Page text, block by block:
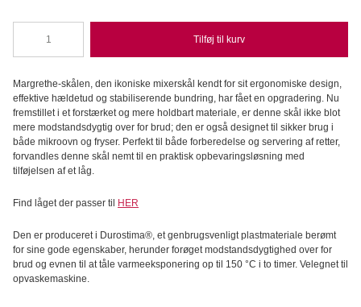
-
Røreskål
2L,
Beetroot
antal
Tilføj til kurv
Margrethe-skålen, den ikoniske mixerskål kendt for sit ergonomiske design,
effektive hældetud og stabiliserende bundring, har fået en opgradering. Nu
fremstillet i et forstærket og mere holdbart materiale, er denne skål ikke blot
mere modstandsdygtig over for brud; den er også designet til sikker brug i
både mikroovn og fryser. Perfekt til både forberedelse og servering af retter,
forvandles denne skål nemt til en praktisk opbevaringsløsning med
tilføjelsen af et låg.
Find låget der passer til HER
Den er produceret i Durostima®, et genbrugsvenligt plastmateriale berømt
for sine gode egenskaber, herunder forøget modstandsdygtighed over for
brud og evnen til at tåle varmeeksponering op til 150 °C i to timer. Velegnet til
opvaskemaskine.